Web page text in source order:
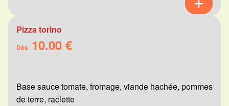
Pizza torino
Dès 10.00 €
Base sauce tomate, fromage, viande hachée, pommes
de terre, raclette